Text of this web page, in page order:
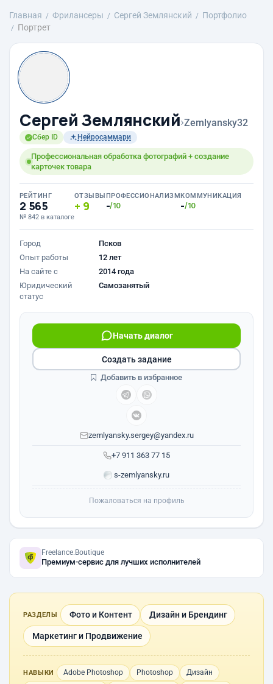
Главная Фрилансеры Сергей Землянский
Портфолио
Портрет
Сергей Землянский›Zemlyansky32
Сбер ID Нейросаммари
Профессиональная обработка фотографий + создание
карточек товара
РЕЙТИНГ
2 565
№ 842 в каталоге
ОТЗЫВЫ
9
ПРОФЕССИОНАЛИЗМ
-/10
КОММУНИКАЦИЯ
-/10
Город
Псков
Опыт работы
12 лет
На сайте с
2014 года
Юридический
статус
Самозанятый
+7 911 363 77 15
Начать диалог
zemlyansky.sergey@yandex.ru
s-zemlyansky.ru
Создать задание
Добавить в избранное
Пожаловаться на профиль
Freelance.Boutique
Премиум-сервис для лучших исполнителей
РАЗДЕЛЫ Фото и Контент Дизайн и Брендинг
Маркетинг и Продвижение
НАВЫКИ Adobe Photoshop Photoshop
Дизайн